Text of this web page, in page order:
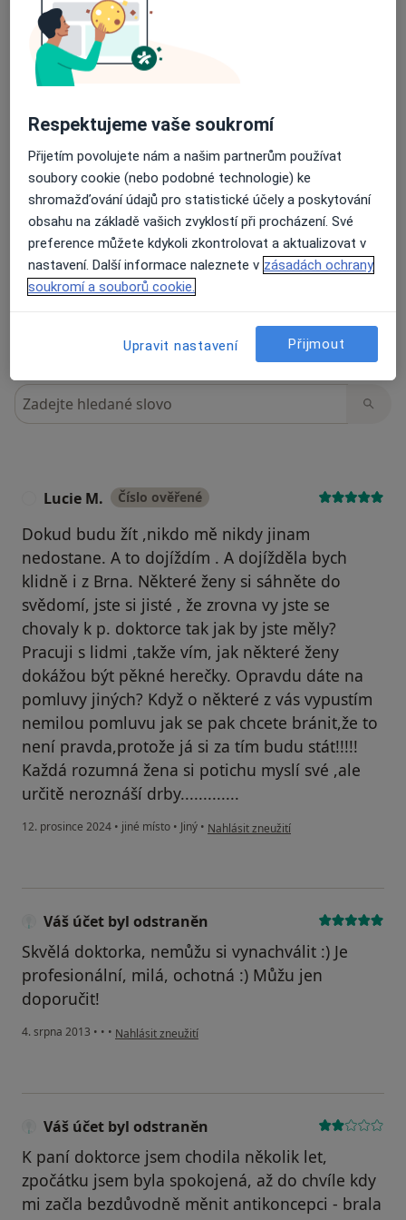
Názory
Přidejte svůj názor
Recenze pacientů jsou pro nás důležité.
Specialisté nemají možnost zaplatit za
odstranění nebo změnu recenze pacienta.
Další informace.Další informace o názorech
Hledejte v názorech
Lucie M. Číslo ověřené
Dokud budu žít ,nikdo mě nikdy jinam
nedostane. A to dojíždím . A dojížděla bych
klidně i z Brna. Některé ženy si sáhněte do
svědomí, jste si jisté , že zrovna vy jste se
chovaly k p. doktorce tak jak by jste měly?
Pracuji s lidmi ,takže vím, jak některé ženy
dokážou být pěkné herečky. Opravdu dáte na
pomluvy jiných? Když o některé z vás vypustím
nemilou pomluvu jak se pak chcete bránit,že to
není pravda,protože já si za tím budu stát!!!!!
Každá rozumná žena si potichu myslí své ,ale
určitě neroznáší drby.............
12. prosince 2024 • jiné místo • Jiný • podle názoru uživatele Lucie M.
Nahlásit zneužití
Váš účet byl odstraněn
Skvělá doktorka, nemůžu si vynachválit :) Je
profesionální, milá, ochotná :) Můžu jen
doporučit!
4. srpna 2013 • • • podle názoru uživatele Váš účet byl odstraněn
Nahlásit zneužití
Váš účet byl odstraněn
K paní doktorce jsem chodila několik let,
zpočátku jsem byla spokojená, až do chvíle kdy
mi začla bezdůvodně měnit antikoncepci - brala
Respektujeme vaše soukromí
Přijetím povolujete nám a našim partnerům používat
soubory cookie (nebo podobné technologie) ke
shromažďování údajů pro statistické účely a poskytování
obsahu na základě vašich zvyklostí při procházení. Své
preference můžete kdykoli zkontrolovat a aktualizovat v
nastavení. Další informace naleznete v zásadách ochrany
soukromí a souborů cookie.
Upravit nastavení Přijmout